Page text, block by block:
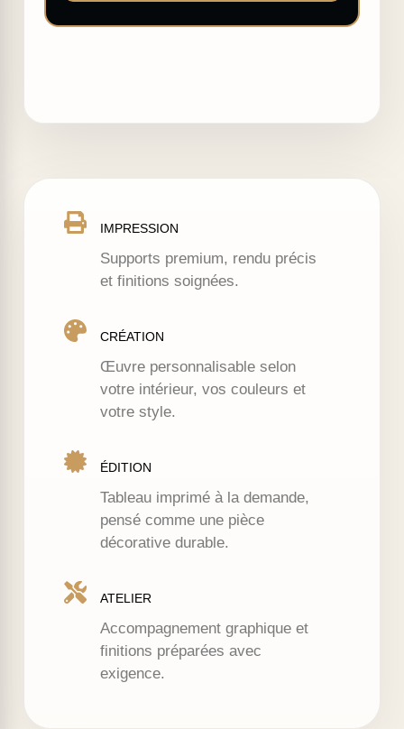
IMPRESSION
Supports premium, rendu précis
et finitions soignées.
CRÉATION
Œuvre personnalisable selon
votre intérieur, vos couleurs et
votre style.
ÉDITION
Tableau imprimé à la demande,
pensé comme une pièce
décorative durable.
ATELIER
Accompagnement graphique et
finitions préparées avec
exigence.